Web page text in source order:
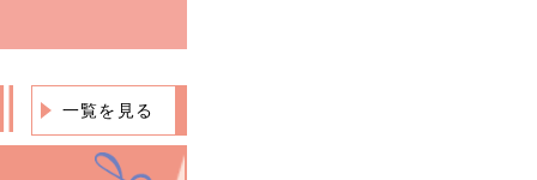
一覧を見る